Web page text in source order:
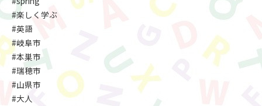
#楽しく学ぶ
#英語
#岐阜市
#本巣市
#瑞穂市
#山県市
#大人